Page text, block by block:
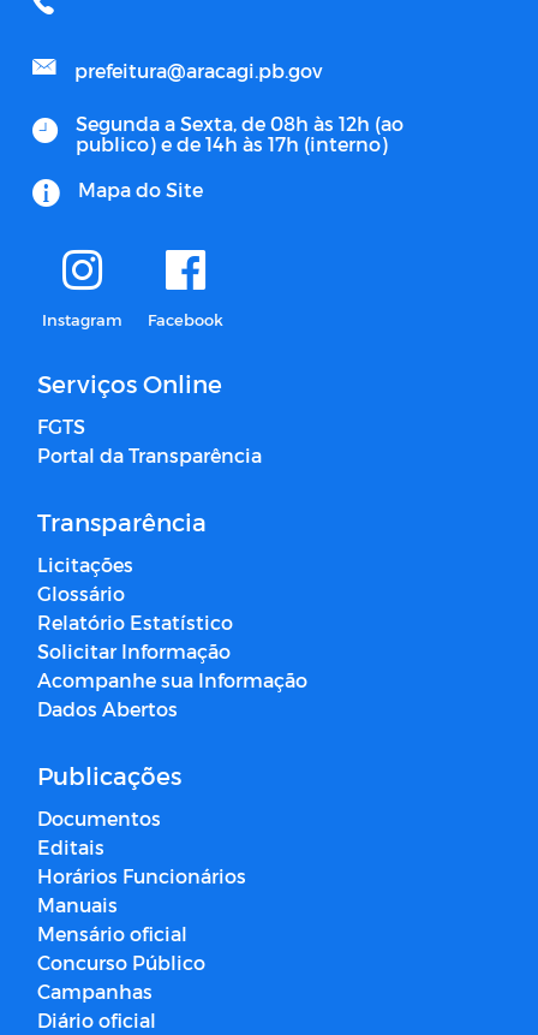
prefeitura@aracagi.pb.gov
Segunda a Sexta, de 08h às 12h (ao
publico) e de 14h às 17h (interno)
Mapa do Site
Instagram Facebook
Serviços Online
FGTS
Portal da Transparência
Transparência
Licitações
Glossário
Relatório Estatístico
Solicitar Informação
Acompanhe sua Informação
Dados Abertos
Publicações
Documentos
Editais
Horários Funcionários
Manuais
Mensário oficial
Concurso Público
Campanhas
Diário oficial